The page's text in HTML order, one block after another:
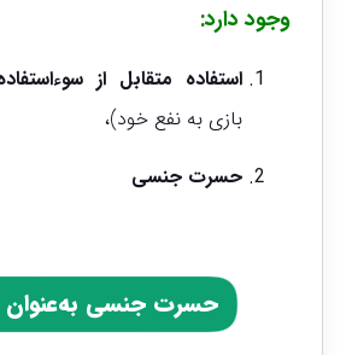
وجود دارد:
استفاده متقابل از
بازی به نفع خود)،
حسرت جنسی
حسرت جنسی به‌عنوان